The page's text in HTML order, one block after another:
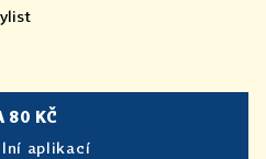
80 KČ
aplikací